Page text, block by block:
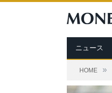
ニュース
HOME »